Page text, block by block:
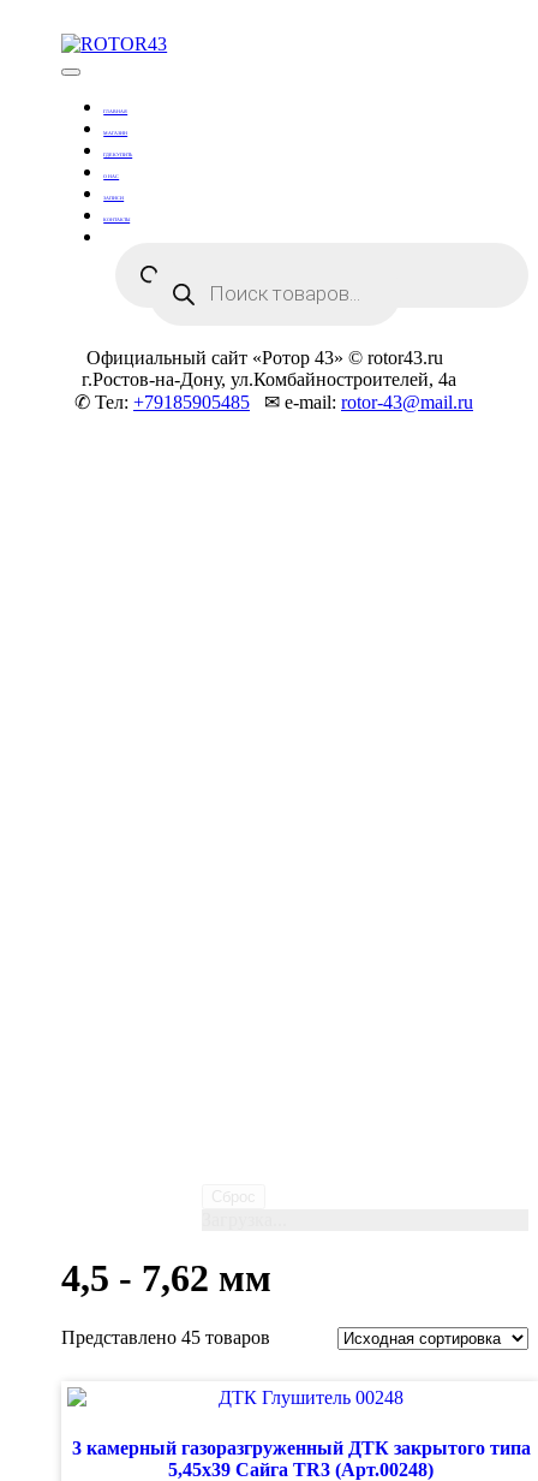
Тюнинг оружия
ГЛАВНАЯ
МАГАЗИН
ГДЕ КУПИТЬ
О НАС
ЗАПИСИ
КОНТАКТЫ
товаровПоиск
товаров
Официальный сайт «Ротор 43» © rotor43.ru
г.Ростов-на-Дону, ул.Комбайностроителей, 4а
✆ Тел: +79185905485 ✉ e-mail: rotor-43@mail.ru
4,5 - 7,62 мм
Представлено 45 товаров
3 камерный газоразгруженный ДТК закрытого типа
5,45х39 Сайга TR3 (Арт.00248)